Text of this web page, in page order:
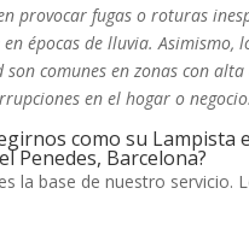
provocar fugas o roturas
épocas de lluvia. Asimismo,
comunes en zonas con alta
en el hogar o negocio.
como su Lampista
Penedes, Barcelona?
la base de nuestro servicio.